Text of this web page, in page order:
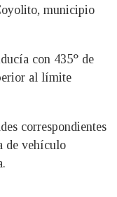
municipio
con 435° de
al límite
correspondientes
de vehículo